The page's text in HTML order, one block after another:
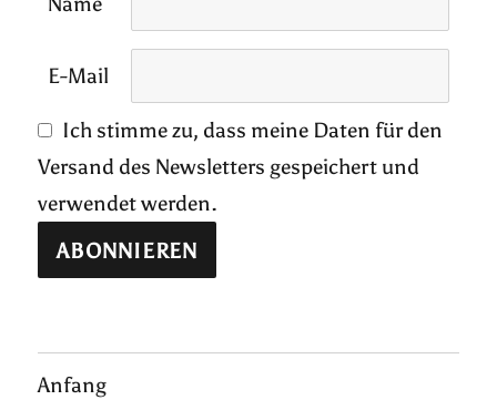
E-Mail
Ich stimme zu, dass meine Daten für den
Versand des Newsletters gespeichert und
verwendet werden.
Anfang